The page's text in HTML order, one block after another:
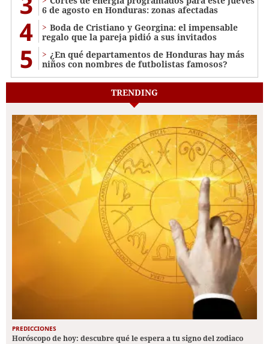
6 de agosto en Honduras: zonas afectadas
4
Boda de Cristiano y Georgina: el impensable
regalo que la pareja pidió a sus invitados
5
¿En qué departamentos de Honduras hay más
niños con nombres de futbolistas famosos?
TRENDING
PREDICCIONES
Horóscopo de hoy: descubre qué le espera a tu signo del zodiaco